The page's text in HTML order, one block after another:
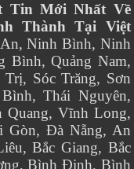
Tin Mới Nhất Về
Thành Tại Việt
Ninh Bình, Ninh
Bình, Quảng Nam,
Sóc Trăng, Sơn
Thái Nguyên,
Quang, Vĩnh Long,
Gòn, Đà Nẵng, An
Bắc Giang, Bắc
Bình Định, Bình